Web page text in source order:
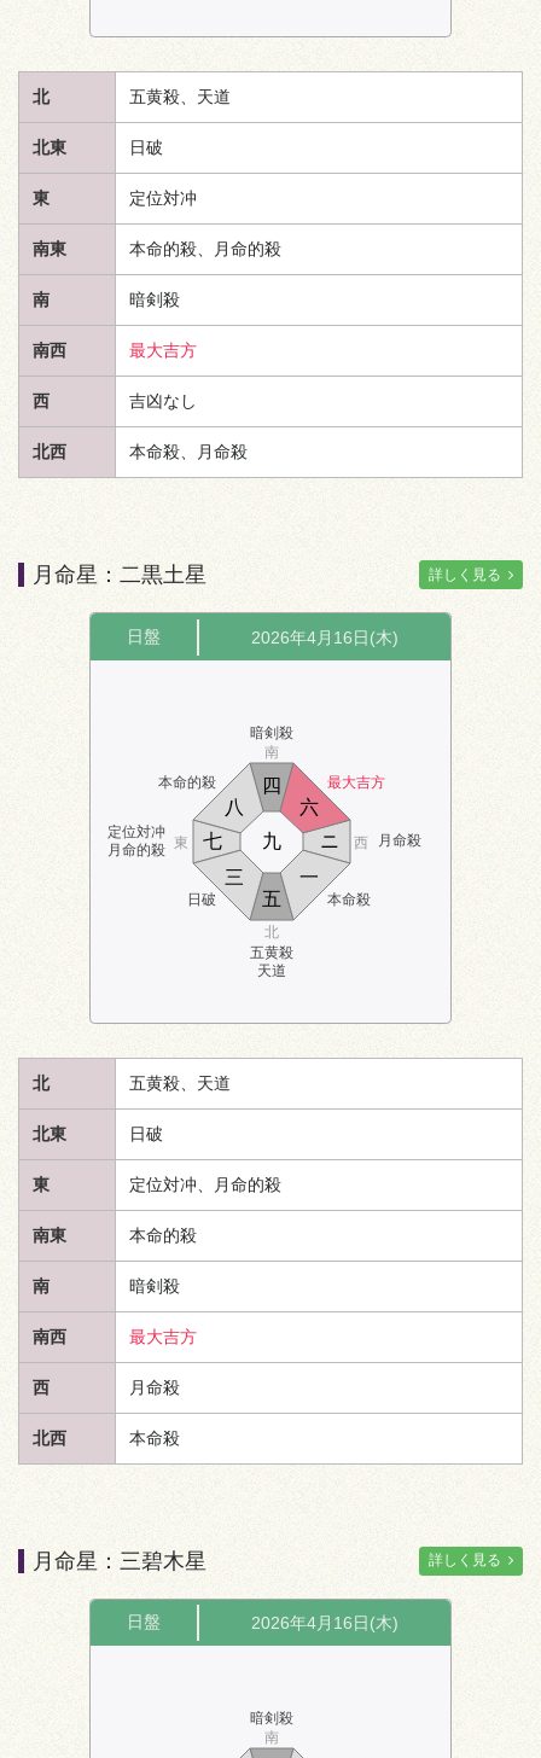
北 五黄殺、 天道
北東 日破
東 定位対冲
南東 本命的殺、月命的殺
南 暗剣殺
南西 最大吉方
西 吉凶なし
北西 本命殺、月命殺
月命星：二黒土星 詳しく見る
日盤 2026年4月16日(木)
本命的殺
暗剣殺
最大吉方
定位対冲
月命的殺
月命殺
日破
五黄殺
天道
本命殺
南
北
東 西
五
六
七
八
九
一
ニ
三
四
北 五黄殺、 天道
北東 日破
東 定位対冲、月命的殺
南東 本命的殺
南 暗剣殺
南西 最大吉方
西 月命殺
北西 本命殺
月命星：三碧木星 詳しく見る
日盤 2026年4月16日(木)
暗剣殺
南